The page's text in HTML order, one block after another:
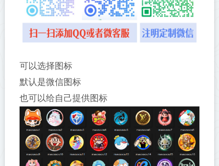
可以选择图标
默认是微信图标
也可以给自己提供图标